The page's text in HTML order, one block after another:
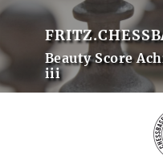
Beauty Score
iii